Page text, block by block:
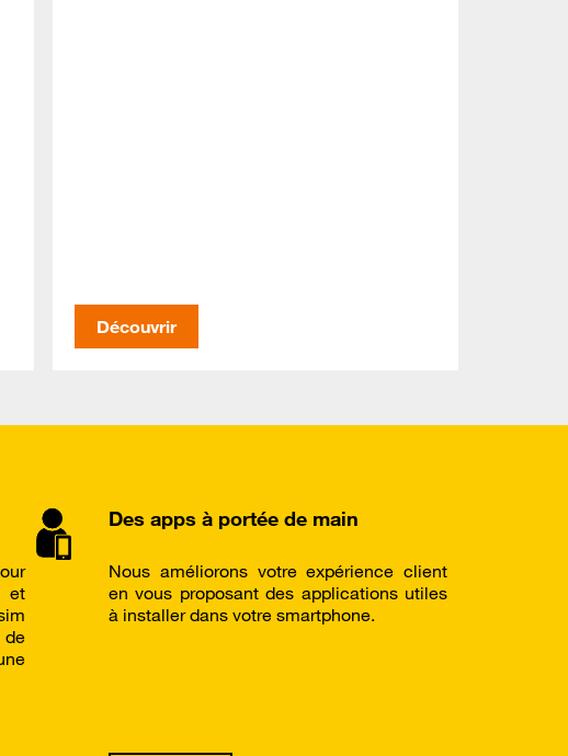
Découvrir
et
Des apps à portée de main
Nous améliorons votre expérience client
en vous proposant des applications utiles
à installer dans votre smartphone.